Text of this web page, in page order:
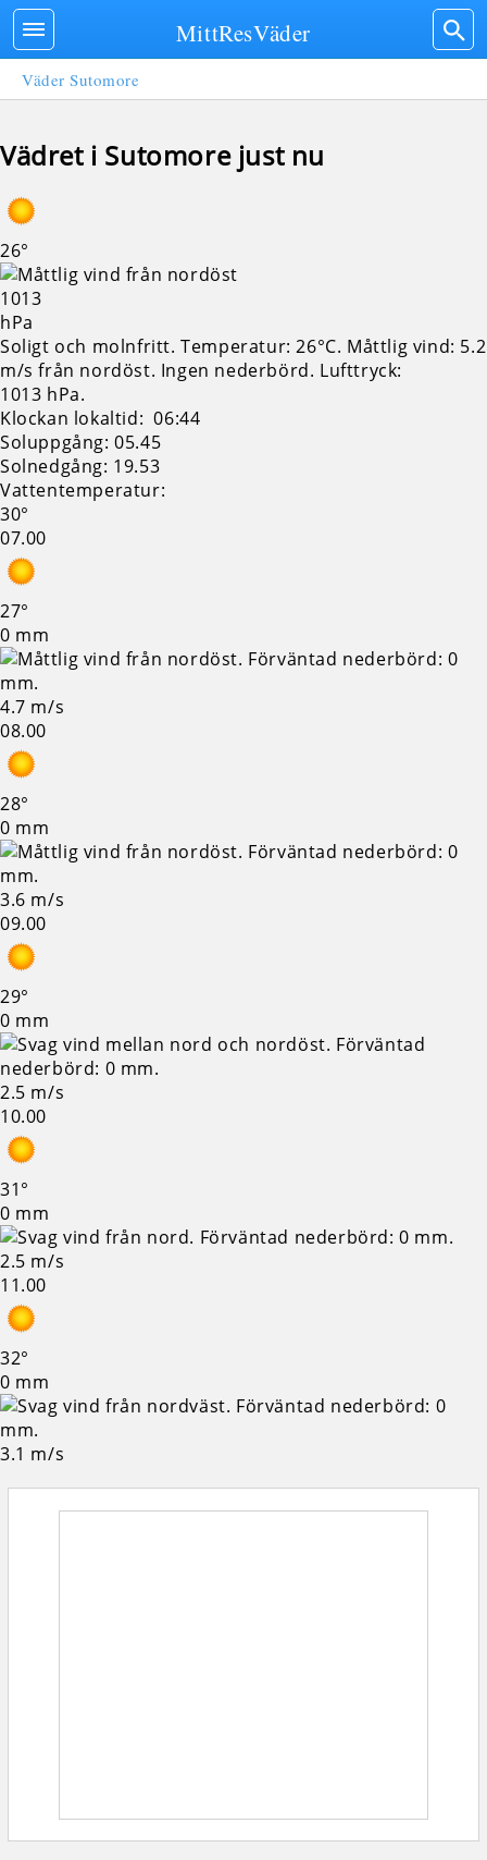
Väder Sutomore
Vädret i Sutomore just nu
26°
1013
hPa
Soligt och molnfritt. Temperatur: 26°C. Måttlig vind: 5.2
m/s från nordöst. Ingen nederbörd. Lufttryck:
1013 hPa.
Klockan lokaltid: 06:44
Soluppgång: 05.45
Solnedgång: 19.53
Vattentemperatur:
30°
07.00
27°
0 mm
4.7 m/s
08.00
28°
0 mm
3.6 m/s
09.00
29°
0 mm
2.5 m/s
10.00
31°
0 mm
2.5 m/s
11.00
32°
0 mm
3.1 m/s
MittResVäder